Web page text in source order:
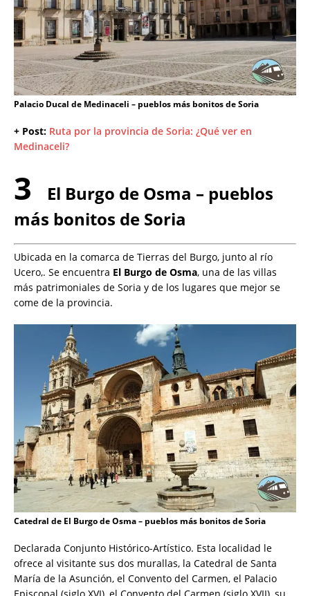
Palacio Ducal de Medinaceli – pueblos más bonitos de Soria
+ Post: Ruta por la provincia de Soria: ¿Qué ver en
Medinaceli?
3
El Burgo de Osma – pueblos
más bonitos de Soria
Ubicada en la comarca de Tierras del Burgo, junto al río
Ucero,. Se encuentra El Burgo de Osma, una de las villas
más patrimoniales de Soria y de los lugares que mejor se
come de la provincia.
Catedral de El Burgo de Osma – pueblos más bonitos de Soria
Declarada Conjunto Histórico-Artístico. Esta localidad le
ofrece al visitante sus dos murallas, la Catedral de Santa
María de la Asunción, el Convento del Carmen, el Palacio